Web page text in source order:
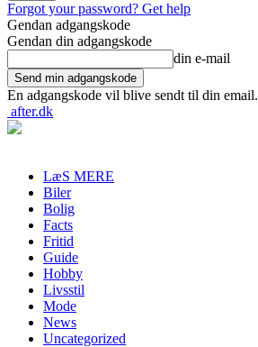
Forgot your password? Get help
Gendan adgangskode
Gendan din adgangskode
din e-mail
En adgangskode vil blive sendt til din email.
after.dk
LæS MERE
Biler
Bolig
Facts
Fritid
Guide
Hobby
Livsstil
Mode
News
Uncategorized